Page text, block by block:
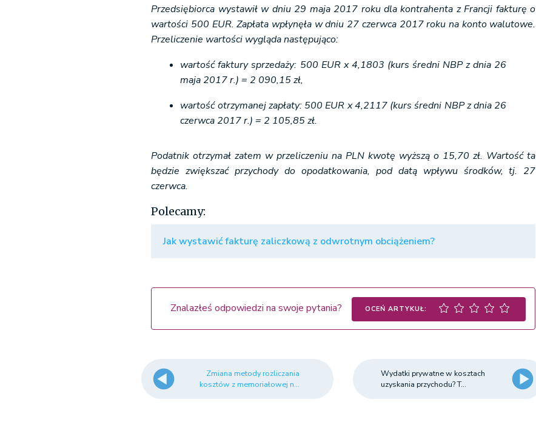
Przedsiębiorca wystawił w dniu 29 maja 2017 roku dla kontrahenta z Francji fakturę o
wartości 500 EUR. Zapłata wpłynęła w dniu 27 czerwca 2017 roku na konto walutowe.
Przeliczenie wartości wygląda następująco:
wartość faktury sprzedaży: 500 EUR x 4,1803 (kurs średni NBP z dnia 26
maja 2017 r.) = 2 090,15 zł,
wartość otrzymanej zapłaty: 500 EUR x 4,2117 (kurs średni NBP z dnia 26
czerwca 2017 r.) = 2 105,85 zł.
Podatnik otrzymał zatem w przeliczeniu na PLN kwotę wyższą o 15,70 zł. Wartość ta
będzie zwiększać przychody do opodatkowania, pod datą wpływu środków, tj. 27
czerwca.
Polecamy:
Jak wystawić fakturę zaliczkową z odwrotnym obciążeniem?
Znalazłeś odpowiedzi na swoje pytania? OCEŃ ARTYKUŁ:
Zmiana metody rozliczania
kosztów z memoriałowej n...
Wydatki prywatne w kosztach
uzyskania przychodu? T...